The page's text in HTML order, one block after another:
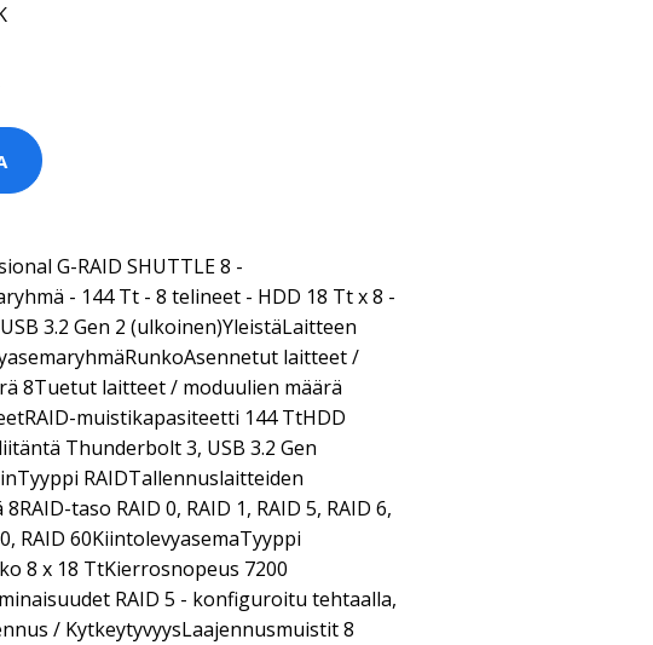
G-RAID SHUTTLE 8 -
- 144 Tt - 8 telineet - HDD 18 Tt x 8 -
3.2 Gen 2 (ulkoinen)YleistäLaitteen
laitteet /
8Tuetut laitteet / moduulien määrä
muistikapasiteetti 144 TtHDD
Thunderbolt 3, USB 3.2 Gen
RAIDTallennuslaitteiden
taso RAID 0, RAID 1, RAID 5, RAID 6,
RAID 60KiintolevyasemaTyyppi
8 x 18 TtKierrosnopeus 7200
RAID 5 - konfiguroitu tehtaalla,
/ KytkeytyvyysLaajennusmuistit 8